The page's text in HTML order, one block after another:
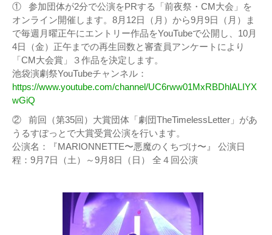
① 参加団体が2分で公演をPRする「前夜祭・CM大会」を
オンライン開催します。8月12日（月）から9月9日（月）ま
で毎週月曜正午にエントリー作品をYouTubeで公開し、10月
4日（金）正午までの再生回数と審査員アンケートにより
「CM大会賞」３作品を決定します。
池袋演劇祭YouTubeチャンネル：
https://www.youtube.com/channel/UC6rww01MxRBDhlALIYX
wGiQ
② 前回（第35回）大賞団体「劇団TheTimelessLetter」があ
うるすぽっとで大賞受賞公演を行います。
公演名：『MARIONNETTE〜悪魔のくちづけ〜』 公演日
程：9月7日（土）～9月8日（日） 全４回公演